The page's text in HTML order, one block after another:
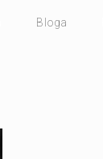
Bloga